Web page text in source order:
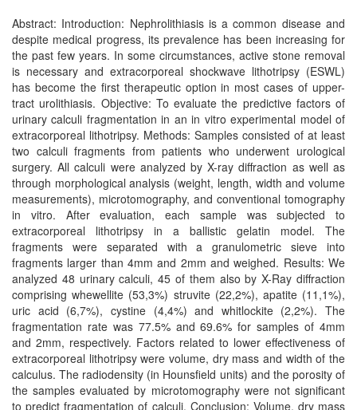
Abstract: Introduction: Nephrolithiasis is a common disease and
despite medical progress, its prevalence has been increasing for
the past few years. In some circumstances, active stone removal
is necessary and extracorporeal shockwave lithotripsy (ESWL)
has become the first therapeutic option in most cases of upper-
tract urolithiasis. Objective: To evaluate the predictive factors of
urinary calculi fragmentation in an in vitro experimental model of
extracorporeal lithotripsy. Methods: Samples consisted of at least
two calculi fragments from patients who underwent urological
surgery. All calculi were analyzed by X-ray diffraction as well as
through morphological analysis (weight, length, width and volume
measurements), microtomography, and conventional tomography
in vitro. After evaluation, each sample was subjected to
extracorporeal lithotripsy in a ballistic gelatin model. The
fragments were separated with a granulometric sieve into
fragments larger than 4mm and 2mm and weighed. Results: We
analyzed 48 urinary calculi, 45 of them also by X-Ray diffraction
comprising whewellite (53,3%) struvite (22,2%), apatite (11,1%),
uric acid (6,7%), cystine (4,4%) and whitlockite (2,2%). The
fragmentation rate was 77.5% and 69.6% for samples of 4mm
and 2mm, respectively. Factors related to lower effectiveness of
extracorporeal lithotripsy were volume, dry mass and width of the
calculus. The radiodensity (in Hounsfield units) and the porosity of
the samples evaluated by microtomography were not significant
to predict fragmentation of calculi. Conclusion: Volume, dry mass